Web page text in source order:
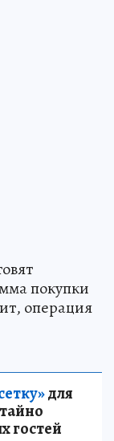
покупки
операция
для
гостей